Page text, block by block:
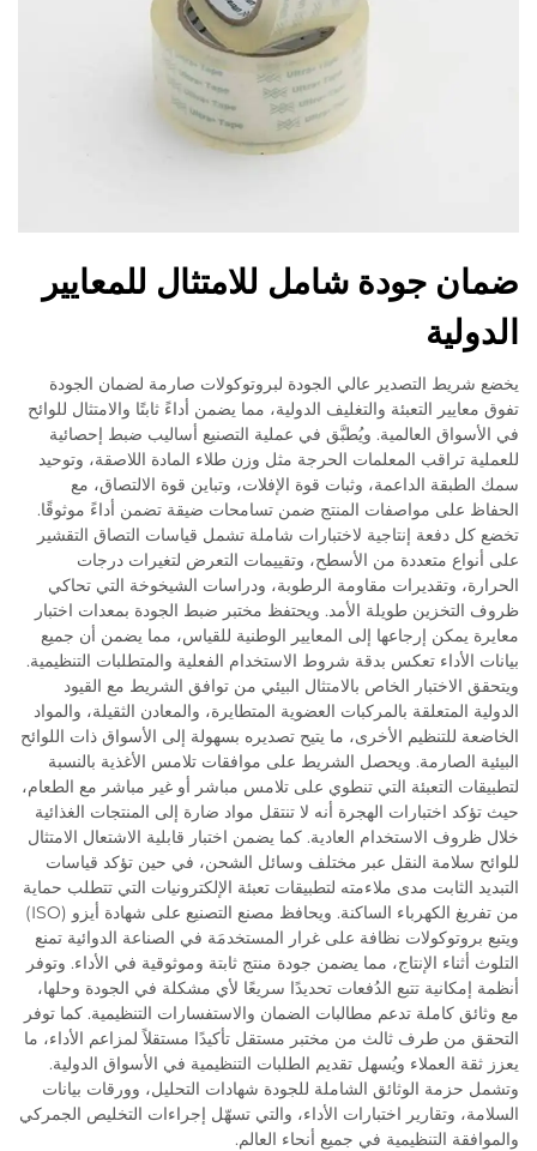
ضمان جودة شامل للامتثال للمعايير
الدولية
يخضع شريط التصدير عالي الجودة لبروتوكولات صارمة لضمان الجودة
تفوق معايير التعبئة والتغليف الدولية، مما يضمن أداءً ثابتًا والامتثال للوائح
في الأسواق العالمية. ويُطبَّق في عملية التصنيع أساليب ضبط إحصائية
للعملية تراقب المعلمات الحرجة مثل وزن طلاء المادة اللاصقة، وتوحيد
سمك الطبقة الداعمة، وثبات قوة الإفلات، وتباين قوة الالتصاق، مع
الحفاظ على مواصفات المنتج ضمن تسامحات ضيقة تضمن أداءً موثوقًا.
تخضع كل دفعة إنتاجية لاختبارات شاملة تشمل قياسات التصاق التقشير
على أنواع متعددة من الأسطح، وتقييمات التعرض لتغيرات درجات
الحرارة، وتقديرات مقاومة الرطوبة، ودراسات الشيخوخة التي تحاكي
ظروف التخزين طويلة الأمد. ويحتفظ مختبر ضبط الجودة بمعدات اختبار
معايرة يمكن إرجاعها إلى المعايير الوطنية للقياس، مما يضمن أن جميع
بيانات الأداء تعكس بدقة شروط الاستخدام الفعلية والمتطلبات التنظيمية.
ويتحقق الاختبار الخاص بالامتثال البيئي من توافق الشريط مع القيود
الدولية المتعلقة بالمركبات العضوية المتطايرة، والمعادن الثقيلة، والمواد
الخاضعة للتنظيم الأخرى، ما يتيح تصديره بسهولة إلى الأسواق ذات اللوائح
البيئية الصارمة. ويحصل الشريط على موافقات تلامس الأغذية بالنسبة
لتطبيقات التعبئة التي تنطوي على تلامس مباشر أو غير مباشر مع الطعام،
حيث تؤكد اختبارات الهجرة أنه لا تنتقل مواد ضارة إلى المنتجات الغذائية
خلال ظروف الاستخدام العادية. كما يضمن اختبار قابلية الاشتعال الامتثال
للوائح سلامة النقل عبر مختلف وسائل الشحن، في حين تؤكد قياسات
التبديد الثابت مدى ملاءمته لتطبيقات تعبئة الإلكترونيات التي تتطلب حماية
من تفريغ الكهرباء الساكنة. ويحافظ مصنع التصنيع على شهادة أيزو (ISO)
ويتبع بروتوكولات نظافة على غرار المستخدمَة في الصناعة الدوائية تمنع
التلوث أثناء الإنتاج، مما يضمن جودة منتج ثابتة وموثوقية في الأداء. وتوفر
أنظمة إمكانية تتبع الدُفعات تحديدًا سريعًا لأي مشكلة في الجودة وحلها،
مع وثائق كاملة تدعم مطالبات الضمان والاستفسارات التنظيمية. كما توفر
التحقق من طرف ثالث من مختبر مستقل تأكيدًا مستقلاً لمزاعم الأداء، ما
يعزز ثقة العملاء ويُسهل تقديم الطلبات التنظيمية في الأسواق الدولية.
وتشمل حزمة الوثائق الشاملة للجودة شهادات التحليل، وورقات بيانات
السلامة، وتقارير اختبارات الأداء، والتي تسهّل إجراءات التخليص الجمركي
والموافقة التنظيمية في جميع أنحاء العالم.